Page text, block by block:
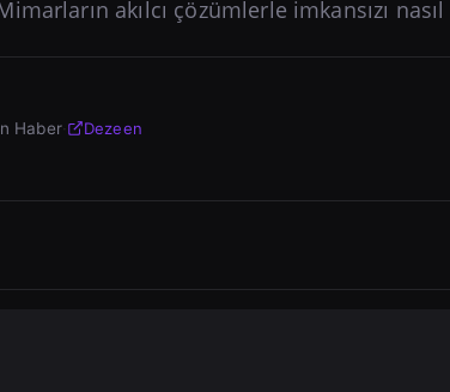
akılcı çözümlerle imkansızı
Haber· Dezeen